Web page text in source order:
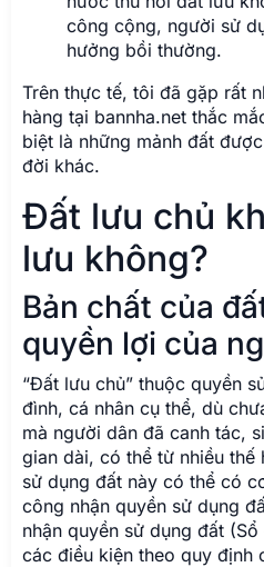
công cộng, người sử
hưởng bồi thường.
Trên thực tế, tôi đã gặp rất
hàng tại bannha.net thắc
biệt là những mảnh đất
đời khác.
Đất lưu chủ
lưu không?
Bản chất của
quyền lợi của
“Đất lưu chủ” thuộc quyền
đình, cá nhân cụ thể, dù
mà người dân đã canh tác,
gian dài, có thể từ nhiều thế
sử dụng đất này có thể có
công nhận quyền sử dụng
nhận quyền sử dụng đất
các điều kiện theo quy định